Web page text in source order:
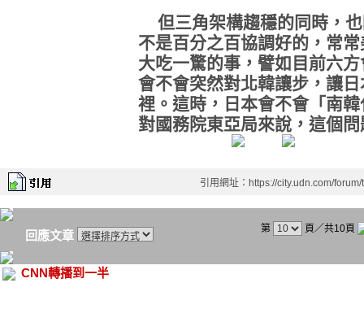
但三角架構趨穩的同時，
不是百分之百協調好的，常
大吃一驚的事，譬如目前六
會不會突然對北韓讓步，讓
裡。這時，日本會不會「南
對國務院東亞局來說，這個
引用網址：https://city.udn.com/
回應文章 第 頁／共10頁
CNN轉播到一半